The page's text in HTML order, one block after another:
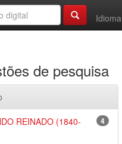
Idioma
de pesquisa
4
REINADO (1840-